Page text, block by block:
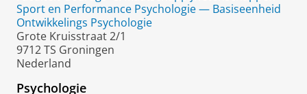
Sport en Performance Psychologie — Basiseenheid
Ontwikkelings Psychologie
Grote Kruisstraat 2/1
9712 TS Groningen
Nederland
Psychologie